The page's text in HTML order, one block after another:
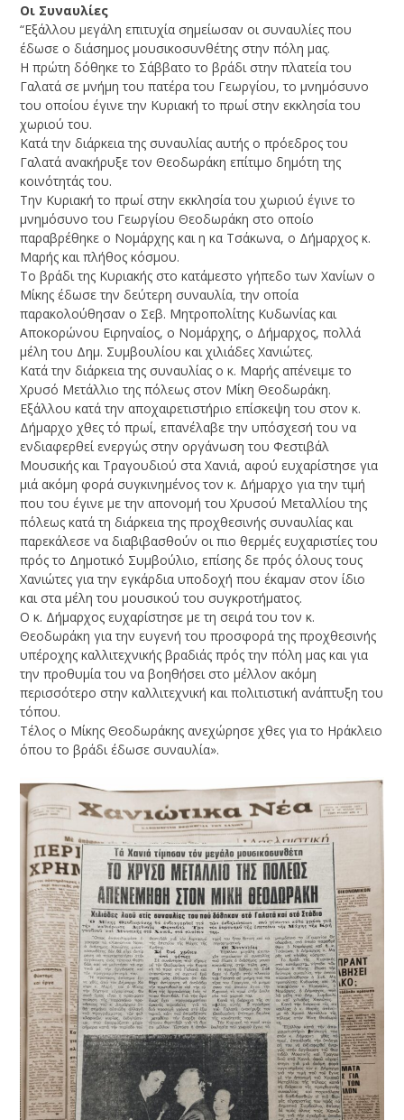
Οι Συναυλίες
“Εξάλλου μεγάλη επιτυχία σημείωσαν οι συναυλίες που
έδωσε ο διάσημος μουσικοσυνθέτης στην πόλη μας.
Η πρώτη δόθηκε το Σάββατο το βράδι στην πλατεία του
Γαλατά σε μνήμη του πατέρα του Γεωργίου, το μνημόσυνο
του οποίου έγινε την Κυριακή το πρωί στην εκκλησία του
χωριού του.
Κατά την διάρκεια της συναυλίας αυτής ο πρόεδρος του
Γαλατά ανακήρυξε τον Θεοδωράκη επίτιμο δημότη της
κοινότητάς του.
Την Κυριακή το πρωί στην εκκλησία του χωριού έγινε το
μνημόσυνο του Γεωργίου Θεοδωράκη στο οποίο
παραβρέθηκε ο Νομάρχης και η κα Τσάκωνα, ο Δήμαρχος κ.
Μαρής και πλήθος κόσμου.
Το βράδι της Κυριακής στο κατάμεστο γήπεδο των Χανίων ο
Μίκης έδωσε την δεύτερη συναυλία, την οποία
παρακολούθησαν ο Σεβ. Μητροπολίτης Κυδωνίας και
Αποκορώνου Ειρηναίος, ο Νομάρχης, ο Δήμαρχος, πολλά
μέλη του Δημ. Συμβουλίου και χιλιάδες Χανιώτες.
Κατά την διάρκεια της συναυλίας ο κ. Μαρής απένειμε το
Χρυσό Μετάλλιο της πόλεως στον Μίκη Θεοδωράκη.
Εξάλλου κατά την αποχαιρετιστήριο επίσκεψη του στον κ.
Δήμαρχο χθες τό πρωί, επανέλαβε την υπόσχεσή του να
ενδιαφερθεί ενεργώς στην οργάνωση του Φεστιβάλ
Μουσικής και Τραγουδιού στα Χανιά, αφού ευχαρίστησε για
μιά ακόμη φορά συγκινημένος τον κ. Δήμαρχο για την τιμή
που του έγινε με την απονομή του Χρυσού Μεταλλίου της
πόλεως κατά τη διάρκεια της προχθεσινής συναυλίας και
παρεκάλεσε να διαβιβασθούν οι πιο θερμές ευχαριστίες του
πρός το Δημοτικό Συμβούλιο, επίσης δε πρός όλους τους
Χανιώτες για την εγκάρδια υποδοχή που έκαμαν στον ίδιο
και στα μέλη του μουσικού του συγκροτήματος.
Ο κ. Δήμαρχος ευχαρίστησε με τη σειρά του τον κ.
Θεοδωράκη για την ευγενή του προσφορά της προχθεσινής
υπέροχης καλλιτεχνικής βραδιάς πρός την πόλη μας και για
την προθυμία του να βοηθήσει στο μέλλον ακόμη
περισσότερο στην καλλιτεχνική και πολιτιστική ανάπτυξη του
τόπου.
Τέλος ο Μίκης Θεοδωράκης ανεχώρησε χθες για το Ηράκλειο
όπου το βράδι έδωσε συναυλία».